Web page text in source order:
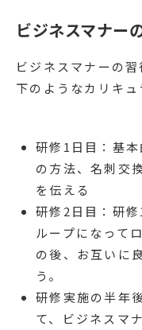
ビジネスマナー
ビジネスマナーの
下のようなカリキュ
研修1日目：基
の方法、名刺交
を伝える
研修2日目：研
ループになって
の後、お互いに
う。
研修実施の半年
て、ビジネスマ